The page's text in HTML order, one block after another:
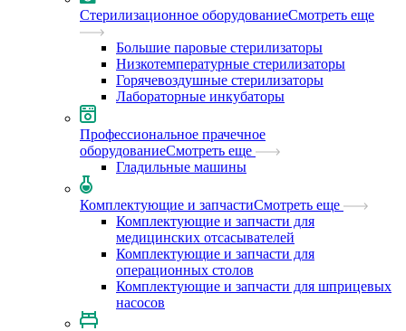
Стерилизационное оборудованиеСмотреть еще
Большие паровые стерилизаторы
Низкотемпературные стерилизаторы
Горячевоздушные стерилизаторы
Лабораторные инкубаторы
Профессиональное прачечное
оборудованиеСмотреть еще
Гладильные машины
Комплектующие и запчастиСмотреть еще
Комплектующие и запчасти для
медицинских отсасывателей
Комплектующие и запчасти для
операционных столов
Комплектующие и запчасти для шприцевых
насосов